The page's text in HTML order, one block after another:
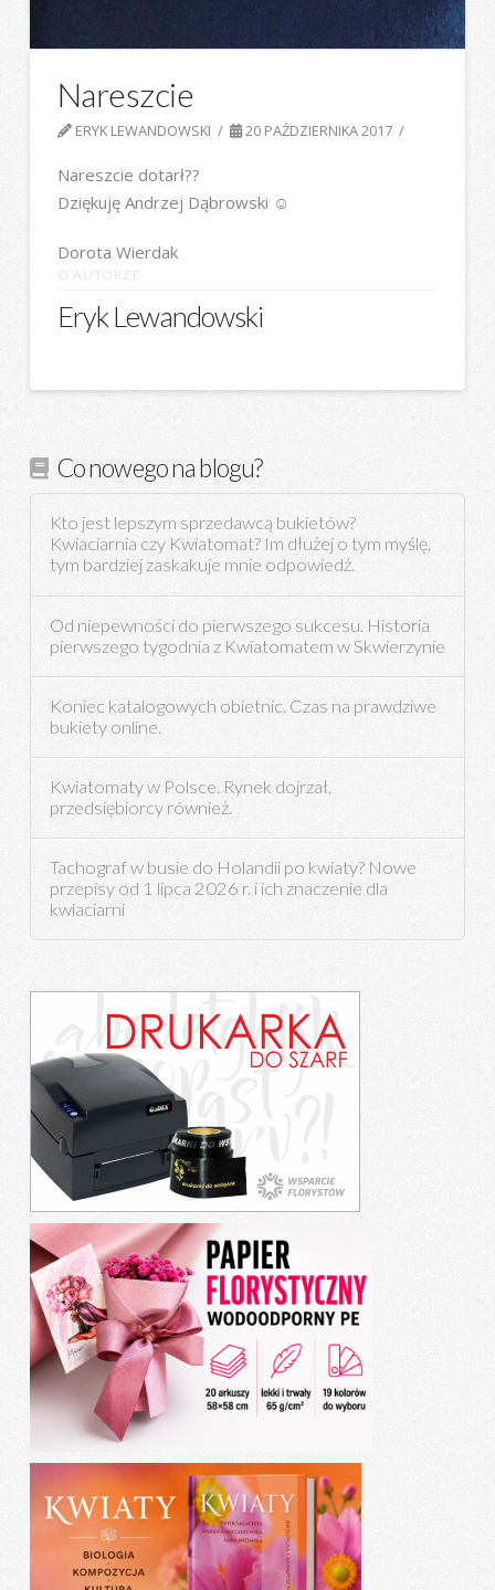
Nareszcie
ERYK LEWANDOWSKI 20 PAŹDZIERNIKA 2017
Nareszcie dotarł??
Dziękuję Andrzej Dąbrowski ☺
Dorota Wierdak
O AUTORZE
Eryk Lewandowski
Co nowego na blogu?
Kto jest lepszym sprzedawcą bukietów?
Kwiaciarnia czy Kwiatomat? Im dłużej o tym myślę,
tym bardziej zaskakuje mnie odpowiedź.
Od niepewności do pierwszego sukcesu. Historia
pierwszego tygodnia z Kwiatomatem w Skwierzynie
Koniec katalogowych obietnic. Czas na prawdziwe
bukiety online.
Kwiatomaty w Polsce. Rynek dojrzał,
przedsiębiorcy również.
Tachograf w busie do Holandii po kwiaty? Nowe
przepisy od 1 lipca 2026 r. i ich znaczenie dla
kwiaciarni